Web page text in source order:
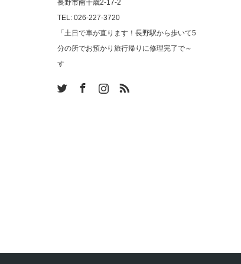
長野市南千歳2-17-2
TEL: 026-227-3720
「土日で車が直ります！長野駅から歩いて5
分の所でお預かり旅行帰りに修理完了で～
す